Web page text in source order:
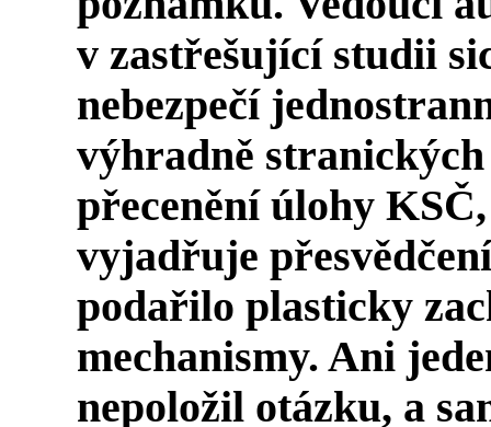
v zastřešující studii
nebezpečí
výhradně
přecenění úlohy
vyjadřuje
podařilo plasticky
mechanismy. Ani
nepoložil otázku, a